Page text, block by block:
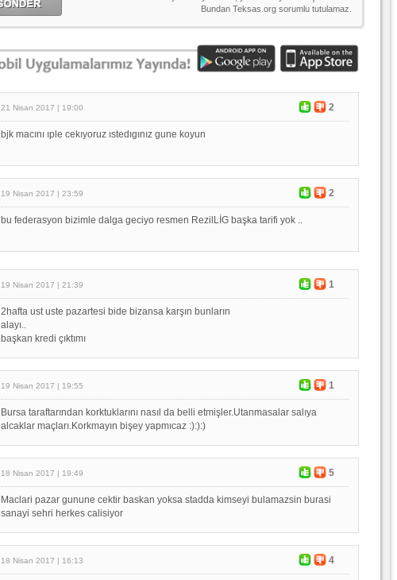
21 Nisan 2017 | 19:00 2
bjk macını ıple cekıyoruz ıstedıgınız gune koyun
19 Nisan 2017 | 23:59 2
bu federasyon bizimle dalga geciyo resmen RezilLİG başka tarifi yok ..
19 Nisan 2017 | 21:39 1
2hafta ust uste pazartesi bide bizansa karşın bunların
alayı..
başkan kredi çıktımı
19 Nisan 2017 | 19:55 1
Bursa taraftarından korktuklarını nasıl da belli etmişler.Utanmasalar salıya
alcaklar maçları.Korkmayın bişey yapmıcaz :):):)
18 Nisan 2017 | 19:49 5
Maclari pazar gunune cektir baskan yoksa stadda kimseyi bulamazsin burasi
sanayi sehri herkes calisiyor
18 Nisan 2017 | 16:13 4
1. Lig 32. Hafta